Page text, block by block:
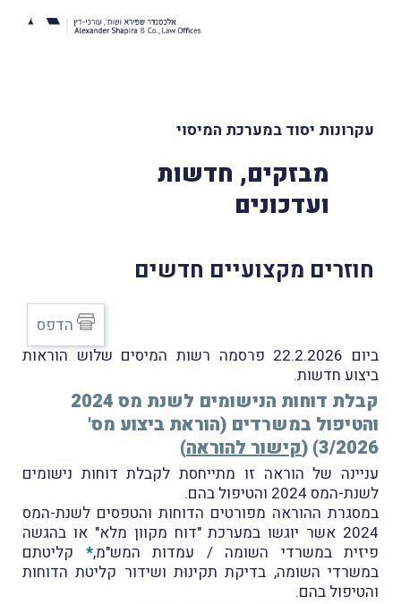
עקרונות יסוד במערכת המיסוי
מבזקים, חדשות
ועדכונים
חוזרים מקצועיים חדשים
ביום 22.2.2026 פרסמה רשות המיסים שלוש הוראות
ביצוע חדשות.
קבלת דוחות הנישומים לשנת מס 2024
והטיפול במשרדים (הוראת ביצוע מס'
3/2026) (
קישור להוראה)
עניינה של הוראה זו מתייחסת לקבלת דוחות נישומים
לשנת-המס 2024 והטיפול בהם.
במסגרת ההוראה מפורטים הדוחות והטפסים לשנת-המס
2024 אשר יוגשו במערכת "דוח מקוון מלא" או בהגשה
פיזית במשרדי השומה / עמדות המש"מ,* קליטתם
במשרדי השומה, בדיקת תקינוּת ושידור קליטת הדוחות
והטיפול בהם.